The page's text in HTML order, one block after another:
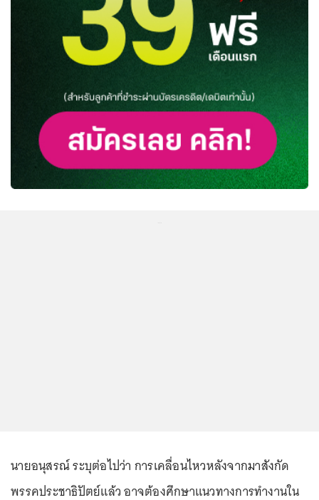
นายอนุสรณ์ ระบุต่อไปว่า การเคลื่อนไหวหลังจากมาสังกัด
พรรคประชาธิปัตย์แล้ว อาจต้องศึกษาแนวทางการทำงานใน